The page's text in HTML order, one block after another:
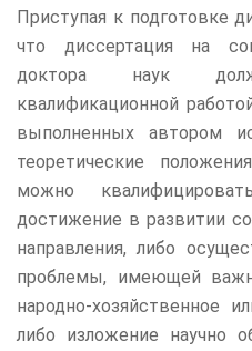
Приступая к подготовке
что диссертация на
доктора наук
квалификационной
выполненных автором
теоретические
можно
достижение в развитии
направления, либо
проблемы, имеющей
народно-хозяйственное
либо изложение научно